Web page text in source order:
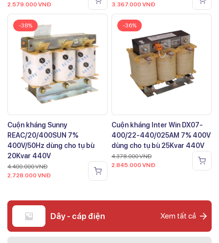
2.579.000 VNĐ
3.367.000 VNĐ
-38%
Cuộn kháng Sunny
REAC/20/400SUN 7%
400V/50Hz dùng cho tụ bù
20Kvar 440V
4.400.000VNĐ
2.728.000 VNĐ
-36%
Cuộn kháng Inter Win DX07-
400/22-440/025AM 7% 400V
dùng cho tụ bù 25Kvar 440V
4.378.000VNĐ
2.845.000 VNĐ
Dây - cáp điện Xem tất cả